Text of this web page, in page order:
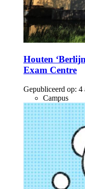
Houten
Exam Centre
Gepubliceerd op: 4
Campus